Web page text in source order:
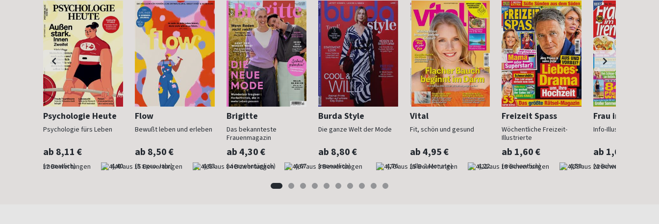
Psychologie Heute
Psychologie fürs Leben
ab 8,11 €
(monatlich) 4,40
Flow
Bewußt leben und erleben
ab 8,50 €
(8 x pro Jahr) 4,63
Brigitte
Das bekannteste
Frauenmagazin
ab 4,30 €
(vierzehntäglich) 4,67
Burda Style
Die ganze Welt der Mode
ab 8,80 €
(monatlich) 4,76
Vital
Fit, schön und gesund
ab 4,95 €
(alle 2 Monate) 4,22
Freizeit Spass
Wöchentliche Freizeit-
Illustrierte
ab 1,60 €
(wöchentlich) 4,59
Frau im Trend
Info-Illustrierte für
ab 1,60 €
(wöchentlich)